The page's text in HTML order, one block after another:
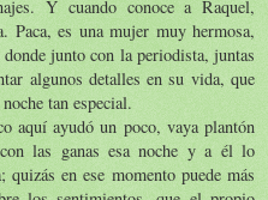
Y cuando conoce a Raquel,
Paca, es una mujer muy hermosa,
junto con la periodista, juntas
algunos detalles en su vida, que
tan especial.
aquí ayudó un poco, vaya plantón
las ganas esa noche y a él lo
en ese momento puede más